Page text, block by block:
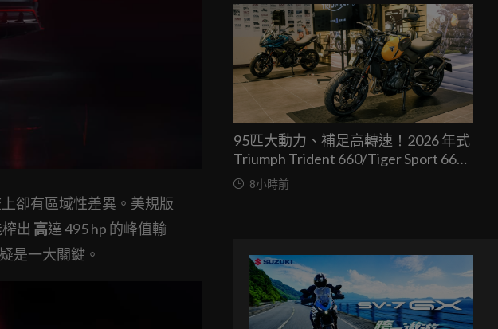
卻有區域性差異。美規版
出 高達495 hp 的峰值輸
是一大關鍵。
95匹大動力、補足高轉速！2026 年式
Triumph Trident 660/Tiger Sport 660
兩車均一價 39.9 萬台灣發表
8小時前